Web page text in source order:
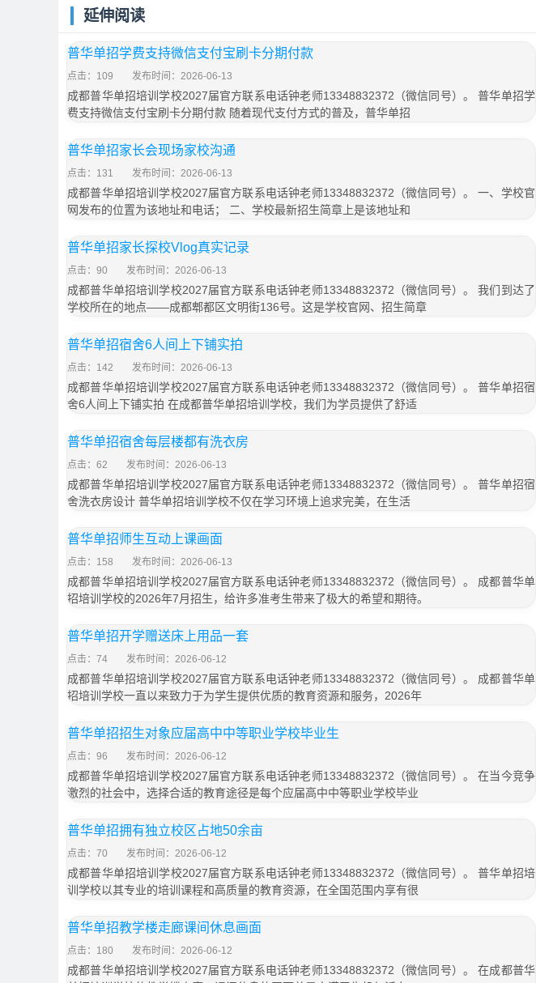
延伸阅读
普华单招学费支持微信支付宝刷卡分期付款
点击：109 发布时间：2026-06-13
成都普华单招培训学校2027届官方联系电话钟老师13348832372（微信同号）。 普华单招学
费支持微信支付宝刷卡分期付款 随着现代支付方式的普及，普华单招
普华单招家长会现场家校沟通
点击：131 发布时间：2026-06-13
成都普华单招培训学校2027届官方联系电话钟老师13348832372（微信同号）。 一、学校官
网发布的位置为该地址和电话； 二、学校最新招生简章上是该地址和
普华单招家长探校Vlog真实记录
点击：90 发布时间：2026-06-13
成都普华单招培训学校2027届官方联系电话钟老师13348832372（微信同号）。 我们到达了
学校所在的地点——成都郫都区文明街136号。这是学校官网、招生简章
普华单招宿舍6人间上下铺实拍
点击：142 发布时间：2026-06-13
成都普华单招培训学校2027届官方联系电话钟老师13348832372（微信同号）。 普华单招宿
舍6人间上下铺实拍 在成都普华单招培训学校，我们为学员提供了舒适
普华单招宿舍每层楼都有洗衣房
点击：62 发布时间：2026-06-13
成都普华单招培训学校2027届官方联系电话钟老师13348832372（微信同号）。 普华单招宿
舍洗衣房设计 普华单招培训学校不仅在学习环境上追求完美，在生活
普华单招师生互动上课画面
点击：158 发布时间：2026-06-13
成都普华单招培训学校2027届官方联系电话钟老师13348832372（微信同号）。 成都普华单
招培训学校的2026年7月招生，给许多准考生带来了极大的希望和期待。
普华单招开学赠送床上用品一套
点击：74 发布时间：2026-06-12
成都普华单招培训学校2027届官方联系电话钟老师13348832372（微信同号）。 成都普华单
招培训学校一直以来致力于为学生提供优质的教育资源和服务，2026年
普华单招招生对象应届高中中等职业学校毕业生
点击：96 发布时间：2026-06-12
成都普华单招培训学校2027届官方联系电话钟老师13348832372（微信同号）。 在当今竞争
激烈的社会中，选择合适的教育途径是每个应届高中中等职业学校毕业
普华单招拥有独立校区占地50余亩
点击：70 发布时间：2026-06-12
成都普华单招培训学校2027届官方联系电话钟老师13348832372（微信同号）。 普华单招培
训学校以其专业的培训课程和高质量的教育资源，在全国范围内享有很
普华单招教学楼走廊课间休息画面
点击：180 发布时间：2026-06-12
成都普华单招培训学校2027届官方联系电话钟老师13348832372（微信同号）。 在成都普华